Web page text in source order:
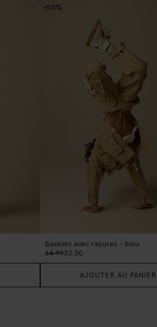
Baskets avec rayures - bleu
64.9932.50
-50%
AJOUTER AU PANIER